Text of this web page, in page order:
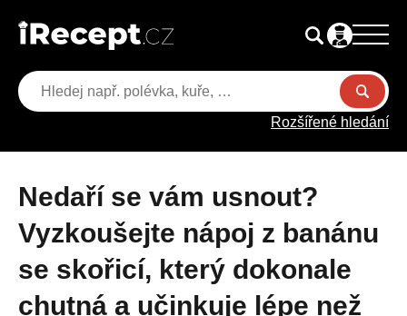
Rozšířené hledání
Nedaří se vám usnout?
Vyzkoušejte nápoj z banánu
se skořicí, který dokonale
chutná a učinkuje lépe než